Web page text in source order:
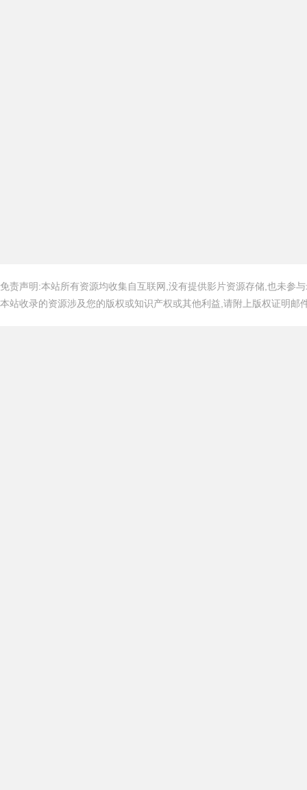
免责声明:本站所有资源均收集自互联网,没有提供影片资源存储,也未参
本站收录的资源涉及您的版权或知识产权或其他利益,请附上版权证明